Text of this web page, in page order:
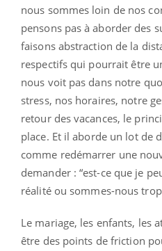
nous sommes loin de nos
pensons pas à aborder des
faisons abstraction de la
respectifs qui pourrait être
nous voit pas dans notre
stress, nos horaires, notre
retour des vacances, le
place. Et il aborde un lot de
comme redémarrer une
demander : “est-ce que je
réalité ou sommes-nous
Le mariage, les enfants, les
être des points de friction